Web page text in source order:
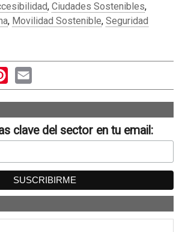
, Ciudades Sostenibles,
, Movilidad Sostenible, Seguridad
PinterestEmail
clave del sector en tu email: